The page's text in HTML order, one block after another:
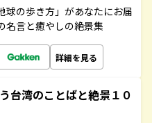
球の歩き方」があなたにお届
名言と癒やしの絶景集
詳細を見る
台湾のことばと絶景１０